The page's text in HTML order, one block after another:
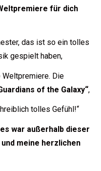
für dich
das ist so ein tolles
gespielt haben,
Die
of the Galaxy“,
tolles Gefühl!“
war außerhalb dieser
meine herzlichen